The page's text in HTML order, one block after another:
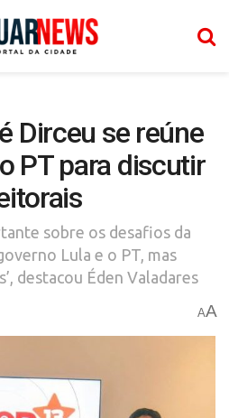
Dirceu se reúne
PT para discutir
sobre os desafios da
Lula e o PT, mas
destacou Éden Valadares
AA